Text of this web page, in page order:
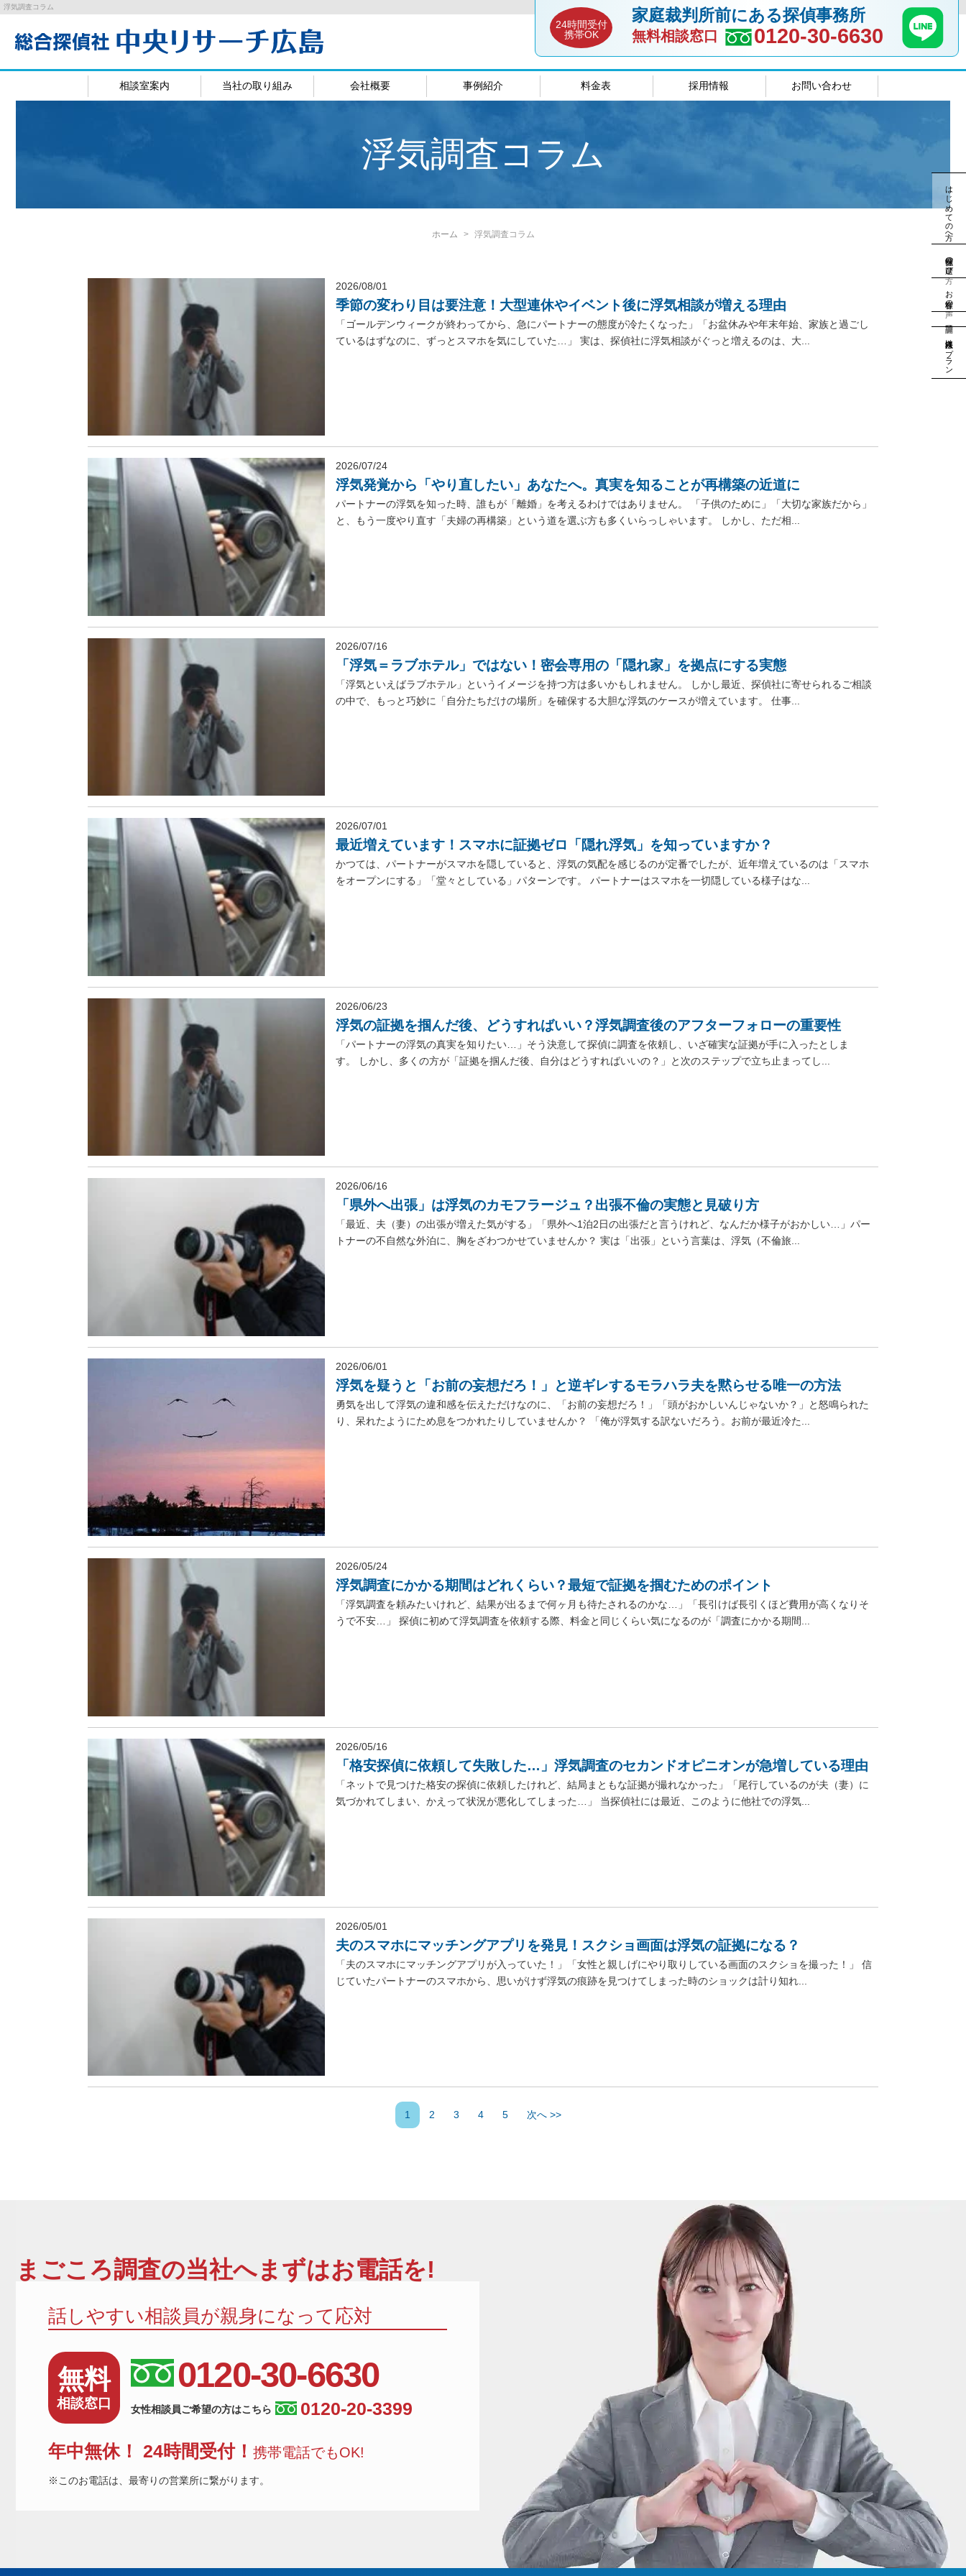
浮気調査コラム
24時間受付
携帯OK
家庭裁判所前にある探偵事務所
無料相談窓口 0120-30-6630
はじめての方へ
探偵社の選び方
お客様の声
法人様向けプラン
相談室案内
島根相談室
当社の取り組み 会社概要 事例紹介 料金表 採用情報 お問い合わせ
浮気調査コラム
ホーム 浮気調査コラム
2026/08/01
季節の変わり目は要注意！大型連休やイベント後に浮気相談が増える理由
「ゴールデンウィークが終わってから、急にパートナーの態度が冷たくなった」「お盆休みや年末年始、家族と過ごし
ているはずなのに、ずっとスマホを気にしていた…」 実は、探偵社に浮気相談がぐっと増えるのは、大...
2026/07/24
浮気発覚から「やり直したい」あなたへ。真実を知ることが再構築の近道に
パートナーの浮気を知った時、誰もが「離婚」を考えるわけではありません。 「子供のために」「大切な家族だから」
と、もう一度やり直す「夫婦の再構築」という道を選ぶ方も多くいらっしゃいます。 しかし、ただ相...
2026/07/16
「浮気＝ラブホテル」ではない！密会専用の「隠れ家」を拠点にする実態
「浮気といえばラブホテル」というイメージを持つ方は多いかもしれません。 しかし最近、探偵社に寄せられるご相談
の中で、もっと巧妙に「自分たちだけの場所」を確保する大胆な浮気のケースが増えています。 仕事...
2026/07/01
最近増えています！スマホに証拠ゼロ「隠れ浮気」を知っていますか？
かつては、パートナーがスマホを隠していると、浮気の気配を感じるのが定番でしたが、近年増えているのは「スマホ
をオープンにする」「堂々としている」パターンです。 パートナーはスマホを一切隠している様子はな...
2026/06/23
浮気の証拠を掴んだ後、どうすればいい？浮気調査後のアフターフォローの重要性
「パートナーの浮気の真実を知りたい…」そう決意して探偵に調査を依頼し、いざ確実な証拠が手に入ったとしま
す。 しかし、多くの方が「証拠を掴んだ後、自分はどうすればいいの？」と次のステップで立ち止まってし...
2026/06/16
「県外へ出張」は浮気のカモフラージュ？出張不倫の実態と見破り方
「最近、夫（妻）の出張が増えた気がする」「県外へ1泊2日の出張だと言うけれど、なんだか様子がおかしい…」パー
トナーの不自然な外泊に、胸をざわつかせていませんか？ 実は「出張」という言葉は、浮気（不倫旅...
2026/06/01
浮気を疑うと「お前の妄想だろ！」と逆ギレするモラハラ夫を黙らせる唯一の方法
勇気を出して浮気の違和感を伝えただけなのに、「お前の妄想だろ！」「頭がおかしいんじゃないか？」と怒鳴られた
り、呆れたようにため息をつかれたりしていませんか？ 「俺が浮気する訳ないだろう。お前が最近冷た...
2026/05/24
浮気調査にかかる期間はどれくらい？最短で証拠を掴むためのポイント
「浮気調査を頼みたいけれど、結果が出るまで何ヶ月も待たされるのかな…」「長引けば長引くほど費用が高くなりそ
うで不安…」 探偵に初めて浮気調査を依頼する際、料金と同じくらい気になるのが「調査にかかる期間...
2026/05/16
「格安探偵に依頼して失敗した…」浮気調査のセカンドオピニオンが急増している理由
「ネットで見つけた格安の探偵に依頼したけれど、結局まともな証拠が撮れなかった」「尾行しているのが夫（妻）に
気づかれてしまい、かえって状況が悪化してしまった…」 当探偵社には最近、このように他社での浮気...
2026/05/01
夫のスマホにマッチングアプリを発見！スクショ画面は浮気の証拠になる？
「夫のスマホにマッチングアプリが入っていた！」「女性と親しげにやり取りしている画面のスクショを撮った！」 信
じていたパートナーのスマホから、思いがけず浮気の痕跡を見つけてしまった時のショックは計り知れ...
1 2 3 4 5 次へ >>
まごころ調査の当社へまずはお電話を!
話しやすい相談員が親身になって応対
無料
相談窓口
0120-30-6630相談窓口電話番号:0120-30-6630
女性相談員ご希望の方はこちら 0120-20-3399
年中無休！ 24時間受付！ 携帯電話でもOK!
※このお電話は、最寄りの営業所に繋がります。